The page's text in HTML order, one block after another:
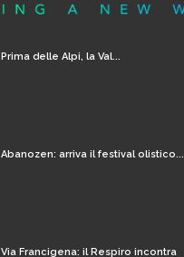
Prima delle Alpi, la Val...
Abanozen: arriva il festival olistico...
Via Francigena: il Respiro incontra